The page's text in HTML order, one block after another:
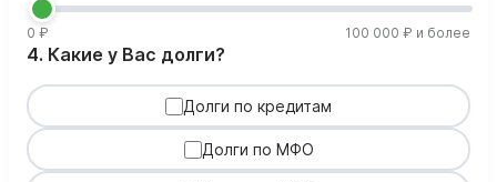
0 ₽ 100 000 ₽ и более
4. Какие у Вас долги?
Долги по кредитам
Долги по МФО